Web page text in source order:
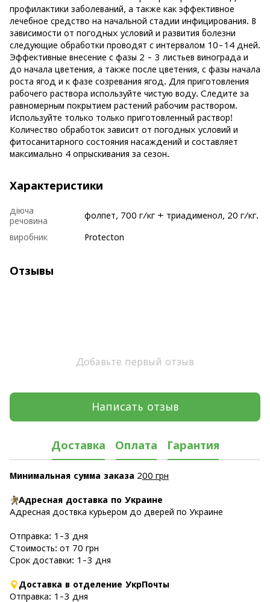
профилактики заболеваний, а также как эффективное
лечебное средство на начальной стадии инфицирования. В
зависимости от погодных условий и развития болезни
следующие обработки проводят с интервалом 10-14 дней.
Эффективные внесение с фазы 2 - 3 листьев винограда и
до начала цветения, а также после цветения, с фазы начала
роста ягод и к фазе созревания ягод. Для приготовления
рабочего раствора используйте чистую воду. Следите за
равномерным покрытием растений рабочим раствором.
Используйте только только приготовленный раствор!
Количество обработок зависит от погодных условий и
фитосанитарного состояния насаждений и составляет
максимально 4 опрыскивания за сезон.
Характеристики
діюча
речовина
фолпет, 700 г/кг + триадименол, 20 г/кг.
виробник Protecton
Отзывы
Добавьте первый отзыв
Написать отзыв
Доставка Оплата Гарантия
Минимальная сумма заказа 200 грн
Адресная доставка по Украине
Адресная доствка курьером до дверей по Украине
Отправка: 1-3 дня
Стоимость: от 70 грн
Срок доставки: 1-3 дня
Доставка в отделение УкрПочты
Отправка: 1-3 дня